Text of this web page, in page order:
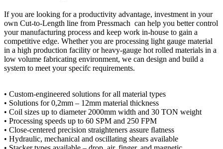
If you are looking for a productivity advantage, investment in your
own Cut-to-Length line from Pressmach can help you better control
your manufacturing process and keep work in-house to gain a
competitive edge. Whether you are processing light gauge material
in a high production facility or heavy-gauge hot rolled materials in a
low volume fabricating environment, we can design and build a
system to meet your specifc requirements.
• Custom-engineered solutions for all material types
• Solutions for 0,2mm – 12mm material thickness
• Coil sizes up to diameter 2000mm width and 30 TON weight
• Processing speeds up to 60 SPM and 250 FPM
• Close-centered precision straighteners assure ﬂatness
• Hydraulic, mechanical and oscillating shears available